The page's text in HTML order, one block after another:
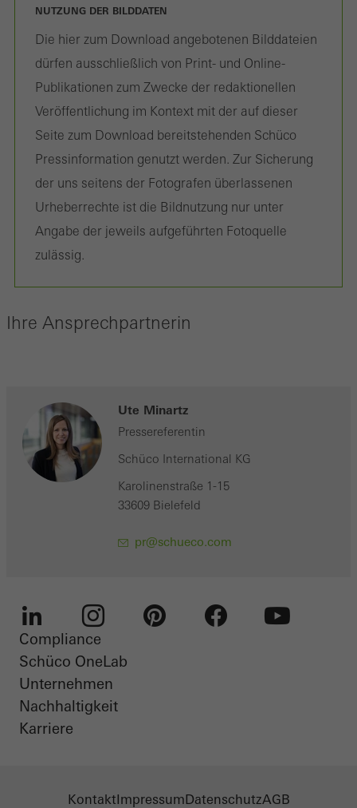
NUTZUNG DER BILDDATEN
Die hier zum Download angebotenen Bilddateien
dürfen ausschließlich von Print- und Online-
Publikationen zum Zwecke der redaktionellen
Veröffentlichung im Kontext mit der auf dieser
Seite zum Download bereitstehenden Schüco
Pressinformation genutzt werden. Zur Sicherung
der uns seitens der Fotografen überlassenen
Urheberrechte ist die Bildnutzung nur unter
Angabe der jeweils aufgeführten Fotoquelle
zulässig.
Ihre Ansprechpartnerin
Ute Minartz
Pressereferentin
Schüco International KG
Karolinenstraße 1-15
33609 Bielefeld
pr@schueco.com
LinkedIn Instagram
Compliance
Schüco OneLab
Unternehmen
Nachhaltigkeit
Karriere
KontaktImpressumDatenschutzAGB
Webseiten hinweg verfolgen. Dabei werden auch Dienste von
Drittanbietern eingebunden, die ihren Service eigenverantwortlich
erbringen.
Speichern